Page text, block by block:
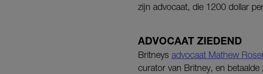
zijn advocaat, die 1200 dollar
ADVOCAAT ZIEDEND
Britneys advocaat Mathew
curator van Britney, en